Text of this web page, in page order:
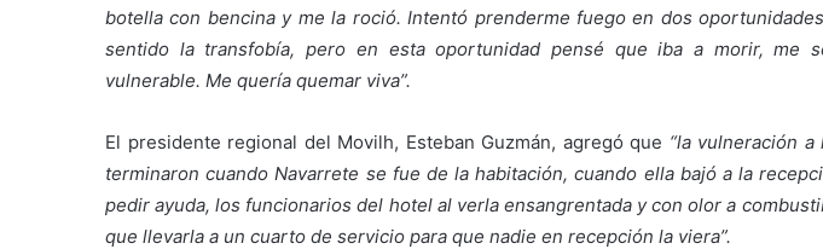
botella con bencina y me la roció. Intentó prenderme fuego en dos
sentido la transfobía, pero en esta oportunidad pensé que iba a morir, me
vulnerable. Me quería quemar viva”.
El presidente regional del Movilh, Esteban Guzmán, agregó que “la vulneración
terminaron cuando Navarrete se fue de la habitación, cuando ella bajó a la
pedir ayuda, los funcionarios del hotel al verla ensangrentada y con olor a
que llevarla a un cuarto de servicio para que nadie en recepción la viera”.